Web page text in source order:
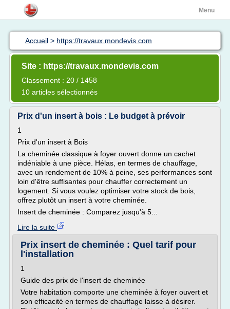
Menu
Accueil > https://travaux.mondevis.com
Site : https://travaux.mondevis.com
Classement : 20 / 1458
10 articles sélectionnés
Prix d'un insert à bois : Le budget à prévoir
1
Prix d'un insert à Bois
La cheminée classique à foyer ouvert donne un cachet
indéniable à une pièce. Hélas, en termes de chauffage,
avec un rendement de 10% à peine, ses performances sont
loin d'être suffisantes pour chauffer correctement un
logement. Si vous voulez optimiser votre stock de bois,
offrez plutôt un insert à votre cheminée.
Insert de cheminée : Comparez jusqu'à 5...
Lire la suite
Prix insert de cheminée : Quel tarif pour
l'installation
1
Guide des prix de l'insert de cheminée
Votre habitation comporte une cheminée à foyer ouvert et
son efficacité en termes de chauffage laisse à désirer.